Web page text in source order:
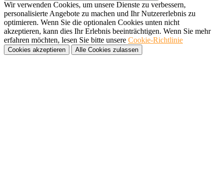
Wir verwenden Cookies, um unsere Dienste zu verbessern,
personalisierte Angebote zu machen und Ihr Nutzererlebnis zu
optimieren. Wenn Sie die optionalen Cookies unten nicht
akzeptieren, kann dies Ihr Erlebnis beeinträchtigen. Wenn Sie mehr
erfahren möchten, lesen Sie bitte unsere Cookie-Richtlinie
Cookies akzeptieren Alle Cookies zulassen